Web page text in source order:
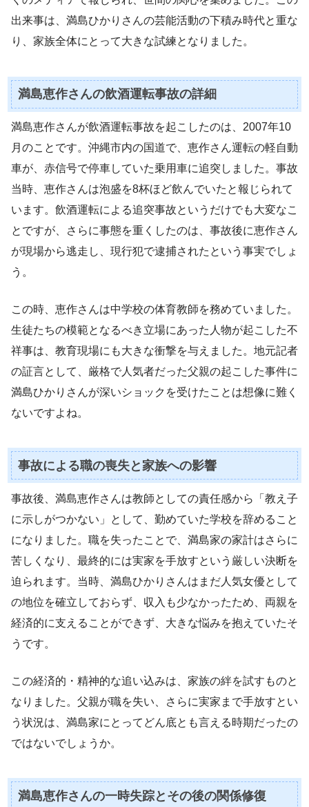
出来事は、満島ひかりさんの芸能活動の下積み時代と重な
り、家族全体にとって大きな試練となりました。
満島恵作さんの飲酒運転事故の詳細
満島恵作さんが飲酒運転事故を起こしたのは、2007年10
月のことです。沖縄市内の国道で、恵作さん運転の軽自動
車が、赤信号で停車していた乗用車に追突しました。事故
当時、恵作さんは泡盛を8杯ほど飲んでいたと報じられて
います。飲酒運転による追突事故というだけでも大変なこ
とですが、さらに事態を重くしたのは、事故後に恵作さん
が現場から逃走し、現行犯で逮捕されたという事実でしょ
う。
この時、恵作さんは中学校の体育教師を務めていました。
生徒たちの模範となるべき立場にあった人物が起こした不
祥事は、教育現場にも大きな衝撃を与えました。地元記者
の証言として、厳格で人気者だった父親の起こした事件に
満島ひかりさんが深いショックを受けたことは想像に難く
ないですよね。
事故による職の喪失と家族への影響
事故後、満島恵作さんは教師としての責任感から「教え子
に示しがつかない」として、勤めていた学校を辞めること
になりました。職を失ったことで、満島家の家計はさらに
苦しくなり、最終的には実家を手放すという厳しい決断を
迫られます。当時、満島ひかりさんはまだ人気女優として
の地位を確立しておらず、収入も少なかったため、両親を
経済的に支えることができず、大きな悩みを抱えていたそ
うです。
この経済的・精神的な追い込みは、家族の絆を試すものと
なりました。父親が職を失い、さらに実家まで手放すとい
う状況は、満島家にとってどん底とも言える時期だったの
ではないでしょうか。
満島恵作さんの一時失踪とその後の関係修復